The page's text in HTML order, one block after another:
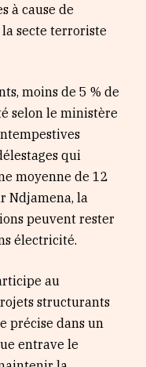
à cause de
secte terroriste
moins de 5 % de
selon le ministère
qui
moyenne de 12
Ndjamena, la
peuvent rester
électricité.
au
structurants
précise dans un
entrave le